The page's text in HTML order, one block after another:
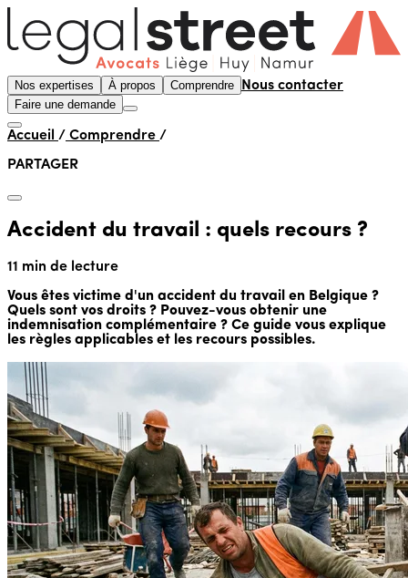
Nos expertises À propos Comprendre Nous contacter
Faire une demande
Accueil / Comprendre /
PARTAGER
Accident du travail : quels recours ?
11 min de lecture
Vous êtes victime d'un accident du travail en Belgique ?
Quels sont vos droits ? Pouvez-vous obtenir une
indemnisation complémentaire ? Ce guide vous explique
les règles applicables et les recours possibles.